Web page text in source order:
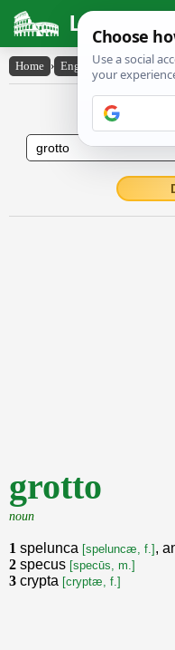
Latin
Home › English-Latin › grotto
English
grotto
noun
1 spelunca [speluncæ, f.] ,
2 specus [specūs, m.]
3 crypta [cryptæ, f.]